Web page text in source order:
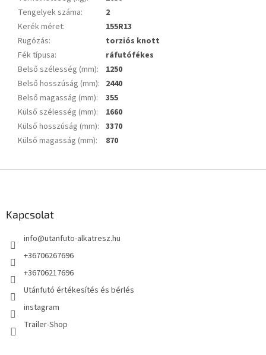
Tengelyek száma:
2
Kerék méret:
155R13
Rugózás:
torziós knott
Fék típusa:
ráfutófékes
Belső szélesség (mm):
1250
Belső hosszúság (mm): 2440
Belső magasság (mm):
355
Külső szélesség (mm):
1660
Külső hosszúság (mm): 3370
Külső magasság (mm): 870
Kapcsolat
info@utanfuto-alkatresz.hu
+36706267696
+36706217696
Utánfutó értékesítés és bérlés
instagram
Trailer-Shop